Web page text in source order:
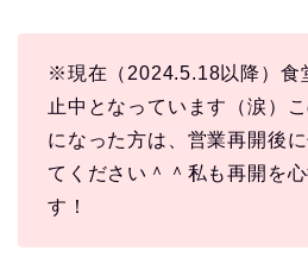
※現在（2024.5.18以降）食
止中となっています（涙）
になった方は、営業再開後
てください＾＾私も再開を
す！